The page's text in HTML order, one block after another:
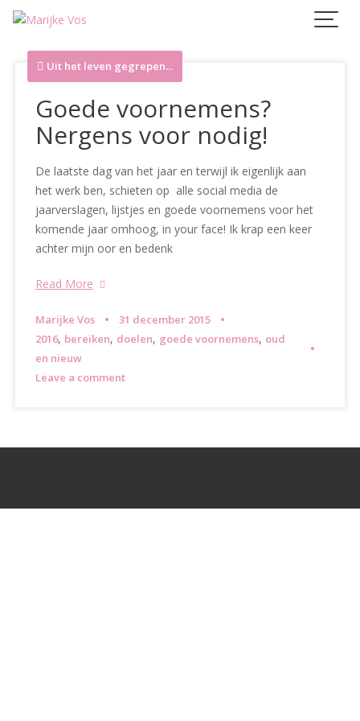
Skip
content
Uit het leven gegrepen...
Goede voornemens?
Nergens voor nodig!
De laatste dag van het jaar en terwijl ik eigenlijk aan
het werk ben, schieten op alle social media de
jaarverslagen, lijstjes en goede voornemens voor het
komende jaar omhoog, in your face! Ik krap een keer
achter mijn oor en bedenk
Read More
Marijke Vos
31 december 2015
2016, bereiken, doelen, goede voornemens, oud
en nieuw
Leave a comment